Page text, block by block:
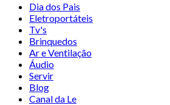
Dia dos Pais
Eletroportáteis
Tv's
Brinquedos
Ar e Ventilação
Áudio
Servir
Blog
Canal da Le